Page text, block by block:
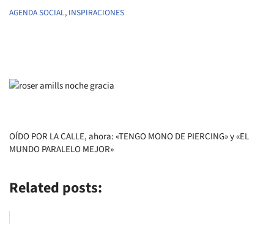
AGENDA SOCIAL, INSPIRACIONES
OÍDO POR LA CALLE, ahora: «TENGO MONO DE PIERCING» y «EL
MUNDO PARALELO MEJOR»
Related posts: